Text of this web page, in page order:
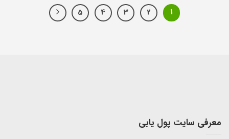
1
2
3
4
5
معرفی سایت پول یابی